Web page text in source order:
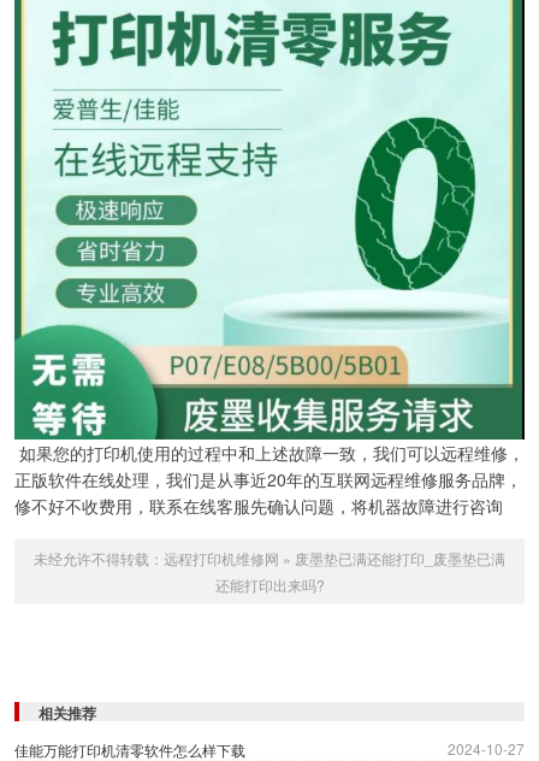
如果您的打印机使用的过程中和上述故障一致，我们可以远程维修，
正版软件在线处理，我们是从事近20年的互联网远程维修服务品牌，
修不好不收费用，联系在线客服先确认问题，将机器故障进行咨询
未经允许不得转载： 远程打印机维修网 » 废墨垫已满还能打印_废墨垫已满
还能打印出来吗?
相关推荐
佳能万能打印机清零软件怎么样下载
2024-10-27